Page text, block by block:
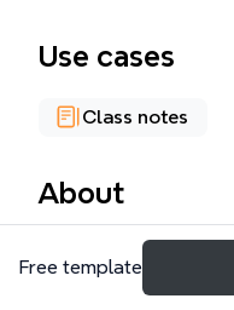
Use cases
Class notes
About
A Morfologia mind
principais conceitos
Free template